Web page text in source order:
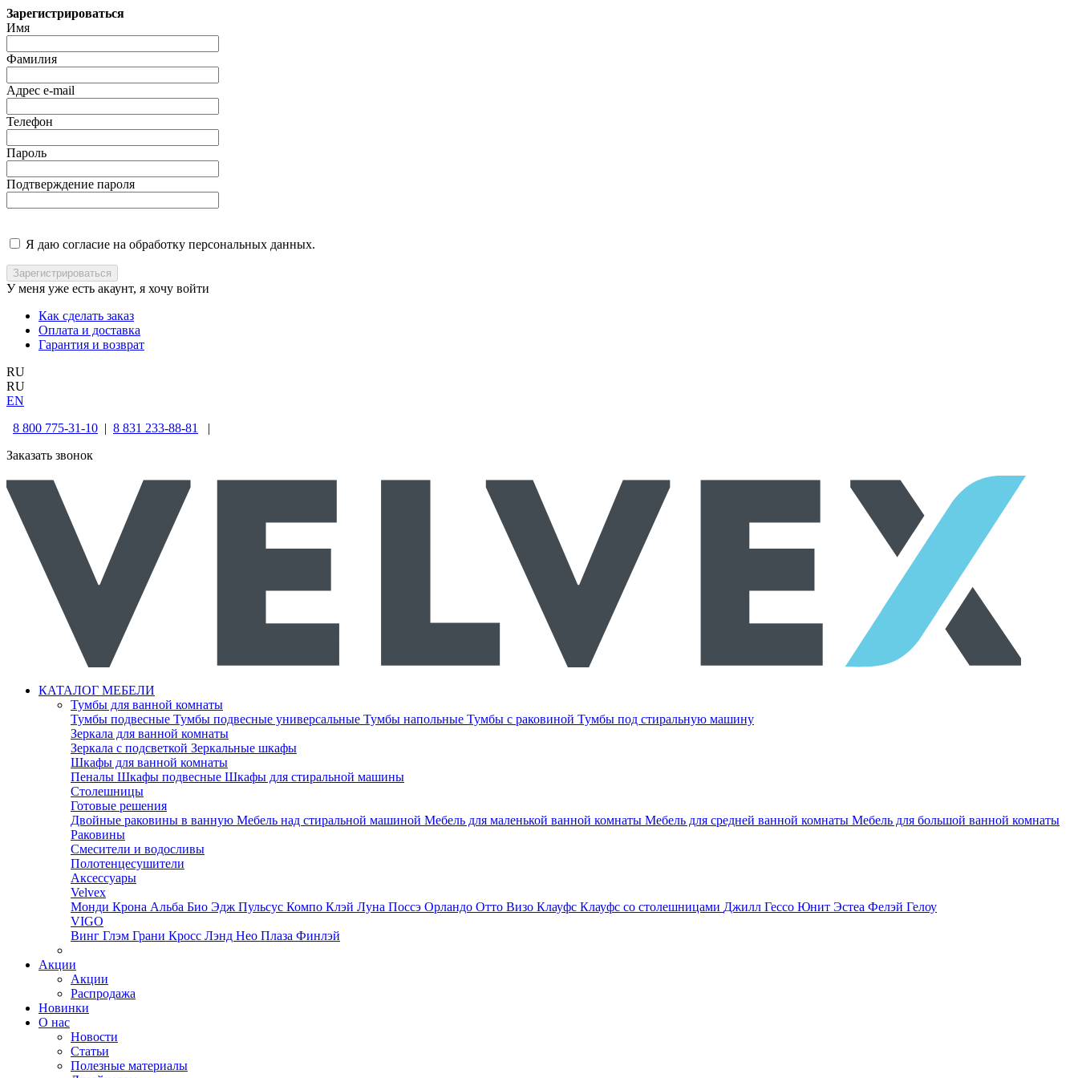
Зарегистрироваться
Имя
Фамилия
Адрес e-mail
Телефон
Пароль
Подтверждение пароля
Я даю согласие на обработку персональных данных.
У меня уже есть акаунт, я хочу войти
Как сделать заказ
Оплата и доставка
Гарантия и возврат
RU
RU
EN
8 800 775-31-10 | 8 831 233-88-81
|
Заказать звонок
КАТАЛОГ МЕБЕЛИ
Тумбы для ванной комнаты
Тумбы подвесные Тумбы подвесные универсальные Тумбы напольные Тумбы с раковиной Тумбы под стиральную машину
Зеркала для ванной комнаты
Зеркала с подсветкой Зеркальные шкафы
Шкафы для ванной комнаты
Пеналы Шкафы подвесные Шкафы для стиральной машины
Столешницы
Готовые решения
Двойные раковины в ванную Мебель над стиральной машиной Мебель для маленькой ванной комнаты Мебель для средней ванной комнаты Мебель для большой ванной комнаты
Раковины
Смесители и водосливы
Полотенцесушители
Аксессуары
Velvex
Монди Крона Альба Био Эдж Пульсус Компо Клэй Луна Поссэ Орландо Отто Визо Клауфс Клауфс со столешницами Джилл Гессо Юнит Эстеа Фелэй Гелоу
VIGO
Винг Глэм Грани Кросс Лэнд Нео Плаза Финлэй
Акции
Акции
Распродажа
Новинки
О нас
Новости
Статьи
Полезные материалы